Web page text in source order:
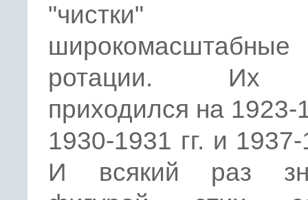
широкомасштабные
ротации. Их
приходился на 1923-
1930-1931 гг. и 1937-
И всякий раз